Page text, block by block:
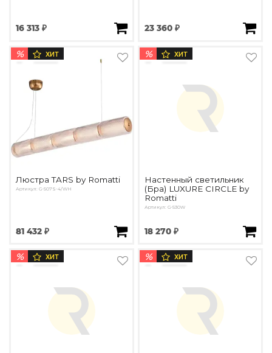
16 313 ₽ 23 360 ₽
% ХИТ
Люстра TARS by Romatti
Артикул: G-507S-4/WH
81 432 ₽
% ХИТ
Настенный светильник
(Бра) LUXURE CIRCLE by
Romatti
Артикул: G-530W
18 270 ₽
% ХИТ % ХИТ